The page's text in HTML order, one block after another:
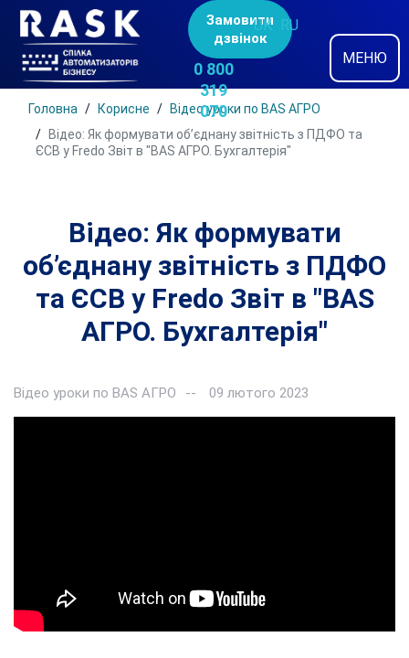
Замовити
дзвінок
0 800
319
070
UK RU
МЕНЮ
Головна Корисне
Відео уроки по BAS АГРО
Відео: Як формувати об’єднану звітність з ПДФО та
ЄСВ у Fredo Звіт в "BAS АГРО. Бухгалтерія"
Відео: Як формувати
об’єднану звітність з ПДФО
та ЄСВ у Fredo Звіт в "BAS
АГРО. Бухгалтерія"
Відео уроки по BAS АГРО 09 лютого 2023